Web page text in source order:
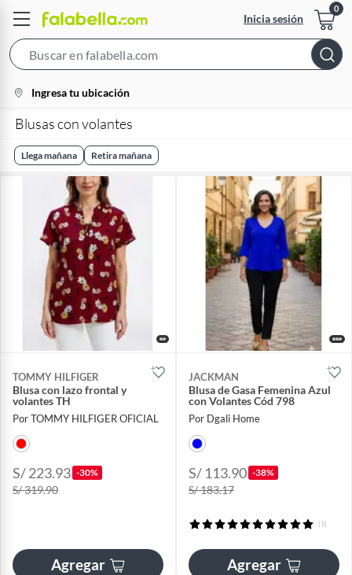
Inicia sesión
Bar
location-
icon
Ingresa tu ubicación
Blusas con volantes
Llega mañana Retira mañana
TOMMY HILFIGER
Blusa con lazo frontal y
volantes TH
Por TOMMY HILFIGER OFICIAL
S/ 223.93 -30%
S/ 319.90
Agregar
JACKMAN
Blusa de Gasa Femenina Azul
con Volantes Cód 798
Por Dgali Home
S/ 113.90 -38%
S/ 183.17
(1)
Agregar